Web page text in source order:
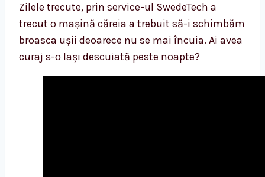
Zilele trecute, prin service-ul SwedeTech a
trecut o mașină căreia a trebuit să-i schimbăm
broasca ușii deoarece nu se mai încuia. Ai avea
curaj s-o lași descuiată peste noapte?